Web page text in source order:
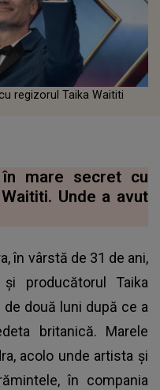
regizorul Taika Waititi
mare secret cu
Unde a avut
în vârstă de 31 de ani,
producătorul Taika
două luni după ce a
britanică. Marele
acolo unde artista și
în compania